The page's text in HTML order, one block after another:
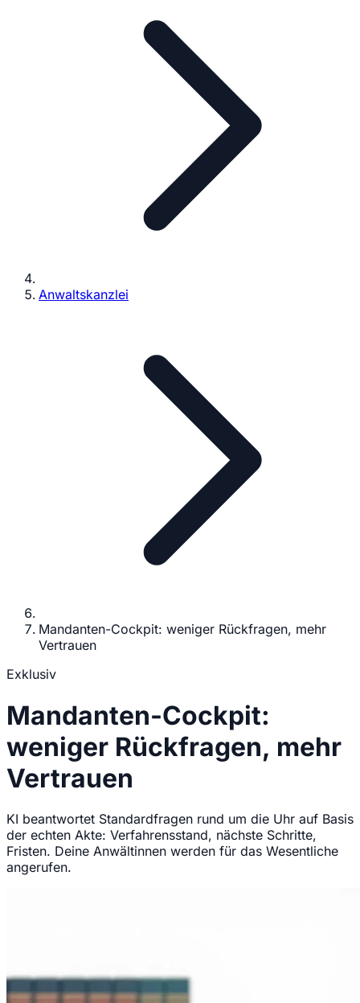
Anwaltskanzlei
Mandanten-Cockpit: weniger Rückfragen, mehr
Vertrauen
Exklusiv
Mandanten-Cockpit:
weniger Rückfragen, mehr
Vertrauen
KI beantwortet Standardfragen rund um die Uhr auf Basis
der echten Akte: Verfahrensstand, nächste Schritte,
Fristen. Deine Anwältinnen werden für das Wesentliche
angerufen.